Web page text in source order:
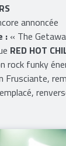
annoncée
: « The
RED HOT
rock funky
Frusciante,